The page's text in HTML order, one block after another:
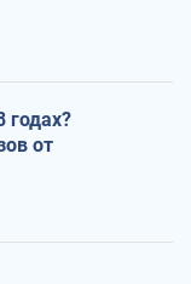
годах?
от